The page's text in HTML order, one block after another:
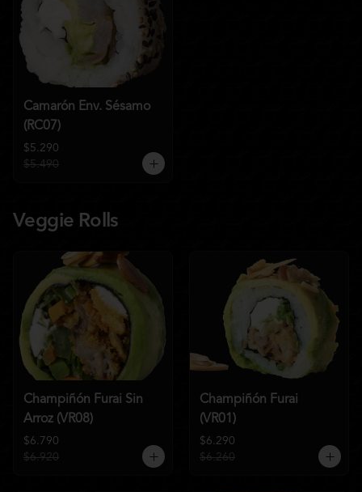
Camarón Env. Sésamo
(RC07)
$5.290
$5.490
Veggie Rolls
Champiñón Furai Sin
Arroz (VR08)
$6.790
$6.920
Champiñón Furai
(VR01)
$6.290
$6.260